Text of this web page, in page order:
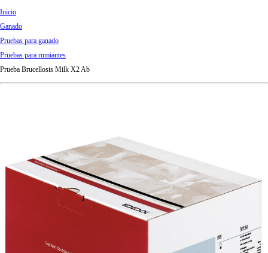
do
m
Inicio
Ganado
Pruebas para ganado
Pruebas para rumiantes
Prueba Brucellosis Milk X2 Ab